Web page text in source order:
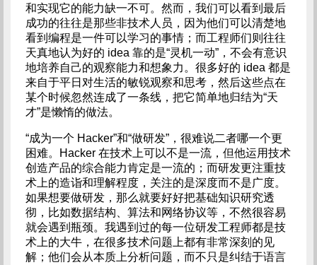
和实现它的能力缺一不可。然而，我们可以看到最后
成功的往往是那些非技术人员，因为他们可以清楚地
看到编程是一件可以学习的事情；而工程师们则往往
天真地认为好的 idea 靠的是“灵机一动”，不会有意识
地培养自己的观察能力和想象力。很多好的 idea 都是
来自于平日对生活的敏锐观察和思考，然后这些点在
某个时候忽然连成了一条线，把它简单地归结为“天
才”是懒惰的做法。
“成为一个 Hacker”和“做研发”，很难说二者哪一个更
困难。Hacker 在技术上可以不是一流，但他运用技术
创造产品的综合能力肯定是一流的；而研发更注重技
术上的造诣和理解程度，关注的是深度而不是广度。
如果想要做研发，那么就要好好把基础知识研究透
彻，比如数据结构、算法和网络协议等，不然很容易
就会遇到瓶颈。我遇到过的每一位研发工程师都是技
术上的大牛，在很多技术问题上都有非常深刻的见
解；他们会从本质上分析问题，而不只是纠结于语言